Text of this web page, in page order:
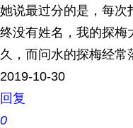
她说最过分的是，每次
终没有姓名，我的探梅
久，而问水的探梅经常
2019-10-30
回复
0